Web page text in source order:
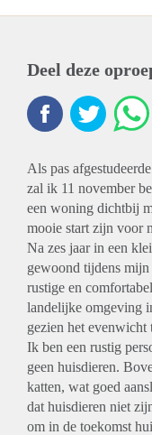
Deel deze
Als pas
zal ik 11 november
een woning dichtbij
mooie start zijn voor
Na zes jaar in een
gewoond tijdens
rustige en
landelijke omgeving
gezien het evenwicht
Ik ben een rustig
geen huisdieren.
katten, wat goed
dat huisdieren niet
om in de toekomst